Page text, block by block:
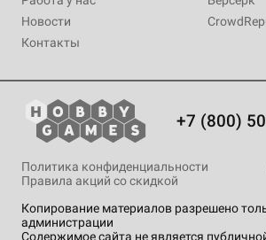
Новости
Контакты
+7 (800)
Копирование материалов разрешено
администрации
Содержимое сайта не является
Политика конфиденциальности
Правила акций со скидкой